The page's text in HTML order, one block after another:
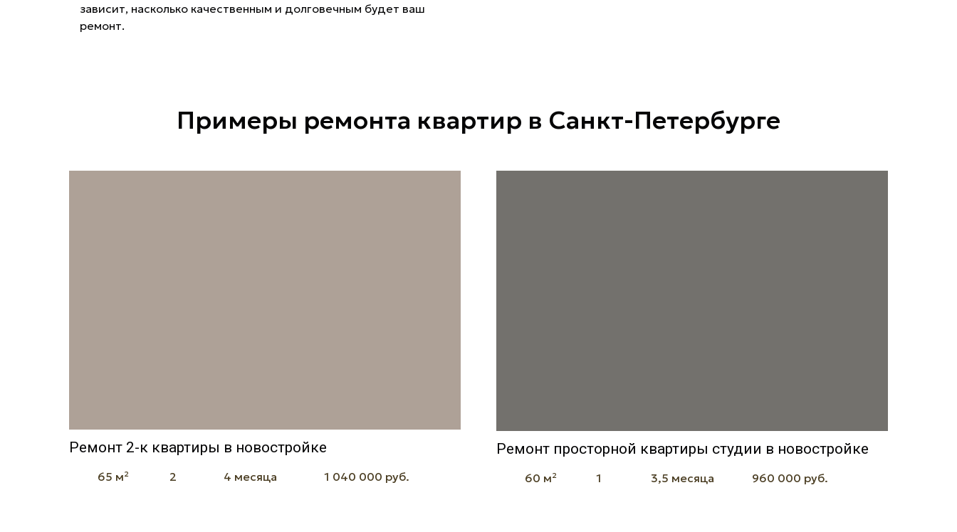
зависит, насколько качественным и долговечным будет ваш
ремонт.
Примеры ремонта квартир в Санкт-Петербурге
Ремонт 2-к квартиры в новостройке
65 м² 2 4 месяца 1 040 000 руб.
Ремонт просторной квартиры студии в новостройке
60 м² 1 3,5 месяца 960 000 руб.